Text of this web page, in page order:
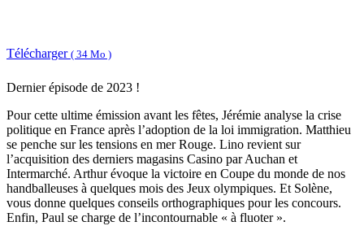
Télécharger ( 34 Mo )
Dernier épisode de 2023 !
Pour cette ultime émission avant les fêtes, Jérémie analyse la crise
politique en France après l’adoption de la loi immigration. Matthieu
se penche sur les tensions en mer Rouge. Lino revient sur
l’acquisition des derniers magasins Casino par Auchan et
Intermarché. Arthur évoque la victoire en Coupe du monde de nos
handballeuses à quelques mois des Jeux olympiques. Et Solène,
vous donne quelques conseils orthographiques pour les concours.
Enfin, Paul se charge de l’incontournable « à fluoter ».